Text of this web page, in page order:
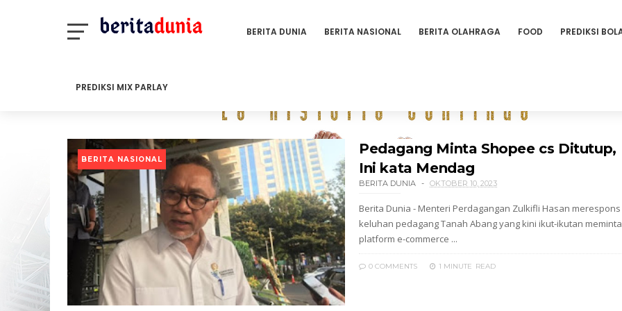
BERITA DUNIA BERITA NASIONAL BERITA OLAHRAGA FOOD PREDIKSI
PREDIKSI MIX PARLAY
BERITA NASIONAL
Pedagang Minta Shopee cs Ditutup,
Ini kata Mendag
BERITA DUNIA OKTOBER 10, 2023
Berita Dunia - Menteri Perdagangan Zulkifli Hasan merespons
keluhan pedagang Tanah Abang yang kini ikut-ikutan meminta
platform e-commerce ...
0 COMMENTS 1 MINUTE READ